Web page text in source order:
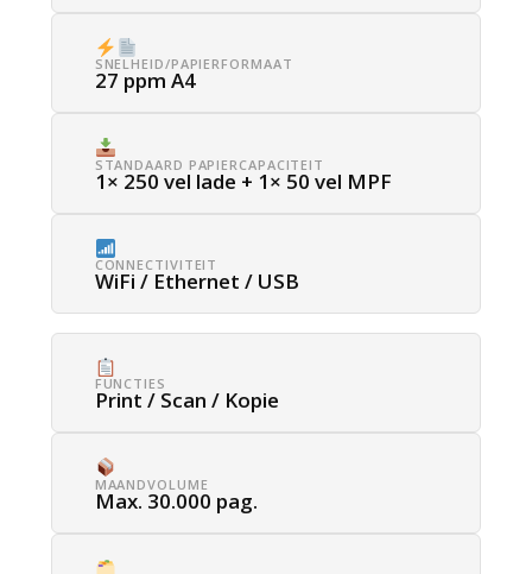
SNELHEID/PAPIERFORMAAT
27 ppm A4
STANDAARD PAPIERCAPACITEIT
1× 250 vel lade + 1× 50 vel MPF
CONNECTIVITEIT
WiFi / Ethernet / USB
FUNCTIES
Print / Scan / Kopie
MAANDVOLUME
Max. 30.000 pag.